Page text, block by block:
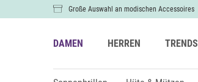
Große Auswahl an modischen Accessoires
DAMEN HERREN TRENDS